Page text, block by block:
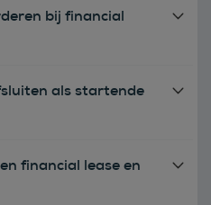
bij financial
als startende
financial lease en